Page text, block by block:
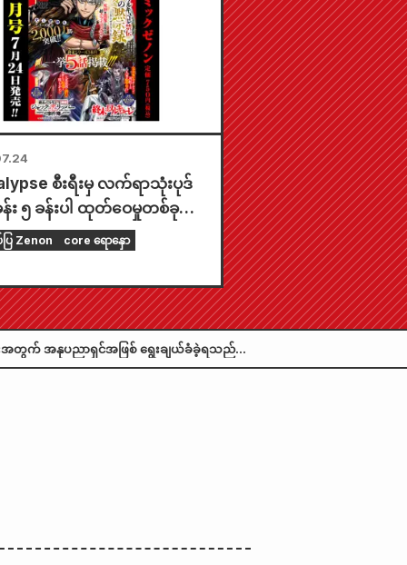
ားတဲ့ mini card (စုစုပေါင်း
စား ၄ မျိုး) ကို ရရှိနိုင်မှာပါ။
စီးရီးမှ လက်ရာသုံးပုဒ်
း ၅ ခန်းပါ ထုတ်ဝေမှုတစ်ခု
ဖော်ပြထားပါသည်။ "၂၀၂၆
Zenon" ကို ဇူလိုင်လ ၂၄ ရက်
ောင်းချပေးပါမည်။
ြ Zenon core ရောနှော
းအတွက် အနုပညာရှင်အဖြစ် ရွေးချယ်ခံခဲ့ရသည်။